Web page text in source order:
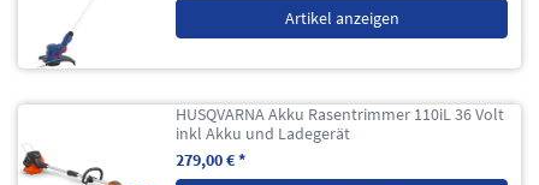
Artikel anzeigen
HUSQVARNA Akku Rasentrimmer 110iL 36 Volt
inkl Akku und Ladegerät
279,00 € *